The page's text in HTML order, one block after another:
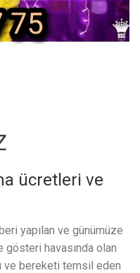
ücretleri ve
yapılan ve günümüze
gösteri havasında olan
ve bereketi temsil eden